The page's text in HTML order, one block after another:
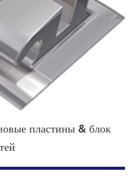
пластины & блок